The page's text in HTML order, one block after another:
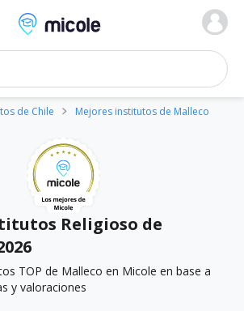
Micole, buscador de colegios
de Chile Mejores institutos de Malleco
Religioso de
TOP de Malleco en Micole en base a
y valoraciones